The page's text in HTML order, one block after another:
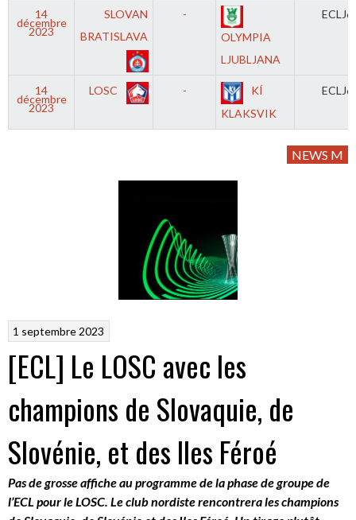
14
décembre
2023
SLOVAN
BRATISLAVA
-
OLYMPIA
LJUBLJANA
ECLJ6
14
décembre
2023
LOSC -
KÍ
KLAKSVIK
ECLJ6
NEWS M
1 septembre 2023
[ECL] Le LOSC avec les
champions de Slovaquie, de
Slovénie, et des Iles Féroé
Pas de grosse affiche au programme de la phase de groupe de
l’ECL pour le LOSC. Le club nordiste rencontrera les champions